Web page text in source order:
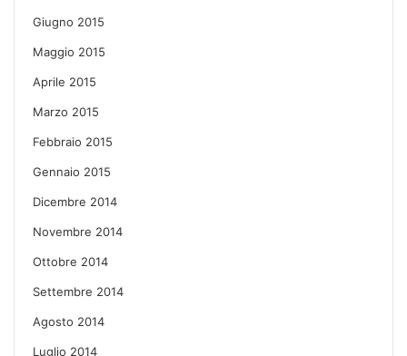
Giugno 2015
Maggio 2015
Aprile 2015
Marzo 2015
Febbraio 2015
Gennaio 2015
Dicembre 2014
Novembre 2014
Ottobre 2014
Settembre 2014
Agosto 2014
Luglio 2014